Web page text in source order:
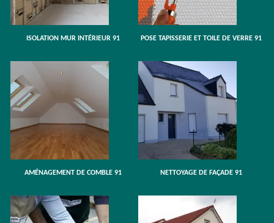
ISOLATION MUR INTÉRIEUR 91 POSE TAPISSERIE ET TOILE DE VERRE 91
AMÉNAGEMENT DE COMBLE 91 NETTOYAGE DE FAÇADE 91